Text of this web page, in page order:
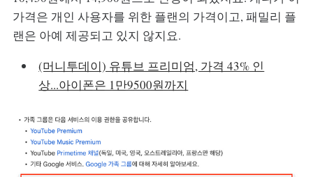
가격은 개인 사용자를 위한 플랜의 가격이고, 패밀리 플
랜은 아예 제공되고 있지 않지요.
(머니투데이) 유튜브 프리미엄, 가격 43% 인
상...아이폰은 1만9500원까지